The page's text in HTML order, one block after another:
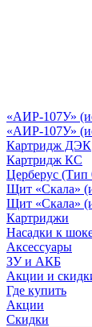
«АИР-107У»
«АИР-107У»
Картридж ДЭК
Картридж КС
Церберус (Тип
Щит «Скала»
Щит «Скала»
Картриджи
Насадки к
Аксессуары
ЗУ и АКБ
Акции и
Где купить
Акции
Скидки